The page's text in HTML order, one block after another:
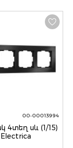
00-00013994
4տեղ սև (1/15)